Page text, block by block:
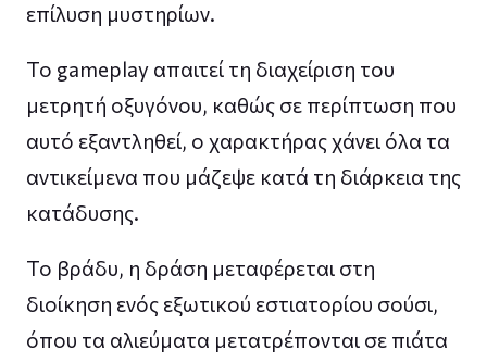
επίλυση μυστηρίων.
Το gameplay απαιτεί τη διαχείριση του
μετρητή οξυγόνου, καθώς σε περίπτωση που
αυτό εξαντληθεί, ο χαρακτήρας χάνει όλα τα
αντικείμενα που μάζεψε κατά τη διάρκεια της
κατάδυσης.
Το βράδυ, η δράση μεταφέρεται στη
διοίκηση ενός εξωτικού εστιατορίου σούσι,
όπου τα αλιεύματα μετατρέπονται σε πιάτα